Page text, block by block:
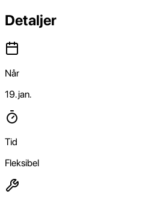
Detaljer
Når
19. jan.
Tid
Fleksibel